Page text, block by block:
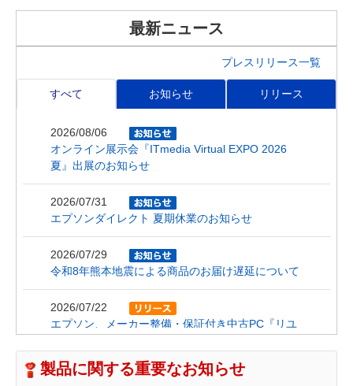
最新ニュース
プレスリリース一覧
すべて お知らせ リリース
2026/08/06
オンライン展示会『ITmedia Virtual EXPO 2026
夏』出展のお知らせ
2026/07/31
エプソンダイレクト 夏期休業のお知らせ
2026/07/29
令和8年熊本地震による商品のお届け遅延について
2026/07/22
エプソン、メーカー整備・保証付き中古PC『リユ
2026/07/21
製品に関する重要なお知らせ